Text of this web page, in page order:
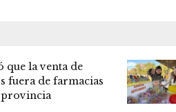
que la venta de
fuera de farmacias
provincia